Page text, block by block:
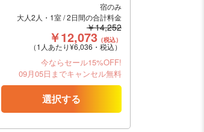
宿のみ
大人2人・1室 / 2日間の合計料金
￥14,252
￥12,073 （税込）
（1人あたり¥6,036・税込）
今ならセール15%OFF!
09月05日までキャンセル無料
選択する